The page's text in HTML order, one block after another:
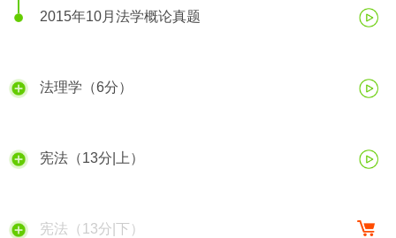
2015年10月法学概论真题
法理学（6分）
宪法（13分|上）
宪法（13分|下）